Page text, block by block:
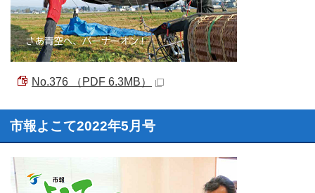
No.376 （PDF 6.3MB）
市報よこて2022年5月号